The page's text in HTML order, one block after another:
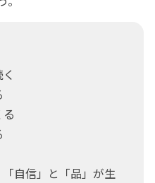
自信」と「品」が生